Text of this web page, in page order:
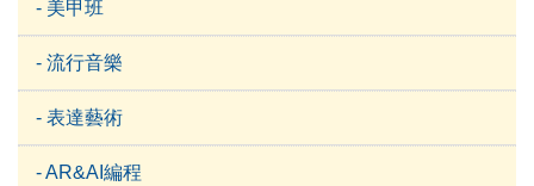
- 美甲班
- 流行音樂
- 表達藝術
- AR&AI編程